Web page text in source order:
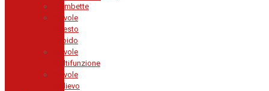
Trombette
Valvole
Innesto
Rapido
Valvole
Multifunzione
Valvole
Prelievo